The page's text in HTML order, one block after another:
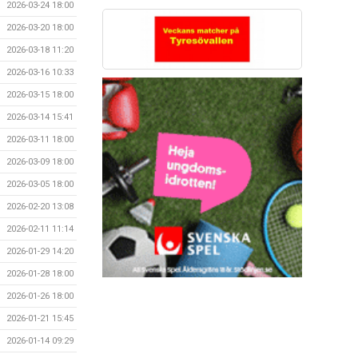
2026-03-24 18:00
2026-03-20 18:00
2026-03-18 11:20
2026-03-16 10:33
2026-03-15 18:00
2026-03-14 15:41
2026-03-11 18:00
2026-03-09 18:00
2026-03-05 18:00
2026-02-20 13:08
2026-02-11 11:14
2026-01-29 14:20
2026-01-28 18:00
2026-01-26 18:00
2026-01-21 15:45
2026-01-14 09:29